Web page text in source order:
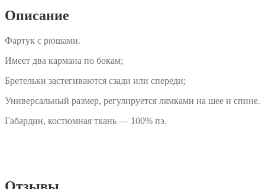
Описание
Фартук с рюшами.
Имеет два кармана по бокам;
Бретельки застегиваются сзади или спереди;
Универсальный размер, регулируется лямками на шее и спине.
Габардин, костюмная ткань — 100% пэ.
Отзывы